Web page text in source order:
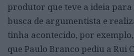
produtor que teve a ideia
busca de argumentista e
tinha acontecido, por
que Paulo Branco pediu a Rui